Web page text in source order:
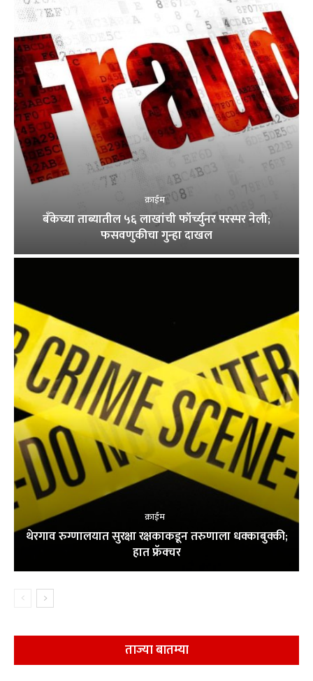
क्राईम
बँकेच्या ताब्यातील ५६ लाखांची फॉर्च्युनर परस्पर नेली;
फसवणुकीचा गुन्हा दाखल
क्राईम
थेरगाव रुग्णालयात सुरक्षा रक्षकाकडून तरुणाला धक्काबुक्की;
हात फ्रॅक्चर
ताज्या बातम्या